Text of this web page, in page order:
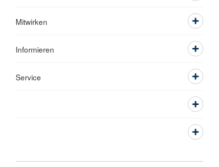
Mitwirken
Informieren
Service